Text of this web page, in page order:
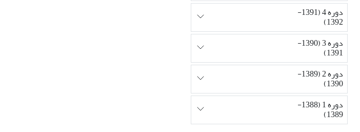
دوره 4 (1391-
1392)
دوره 3 (1390-
1391)
دوره 2 (1389-
1390)
دوره 1 (1388-
1389)